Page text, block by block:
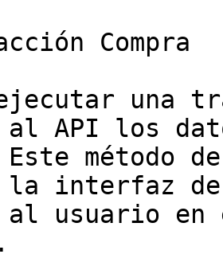
Compra
una
al API los
método
interfaz de
al usuario